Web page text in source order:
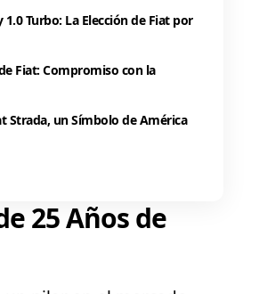
Turbo: La Elección de Fiat por
Fiat: Compromiso con la
Strada, un Símbolo de América
25 Años de